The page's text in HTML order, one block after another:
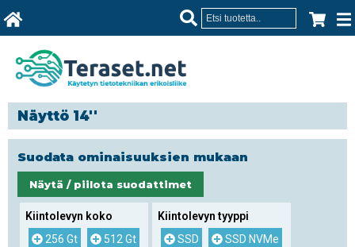
Näyttö 14''
Suodata ominaisuuksien mukaan
Näytä / piilota suodattimet
Kiintolevyn koko
256 Gt
512 Gt
Kiintolevyn tyyppi
SSD
SSD NVMe